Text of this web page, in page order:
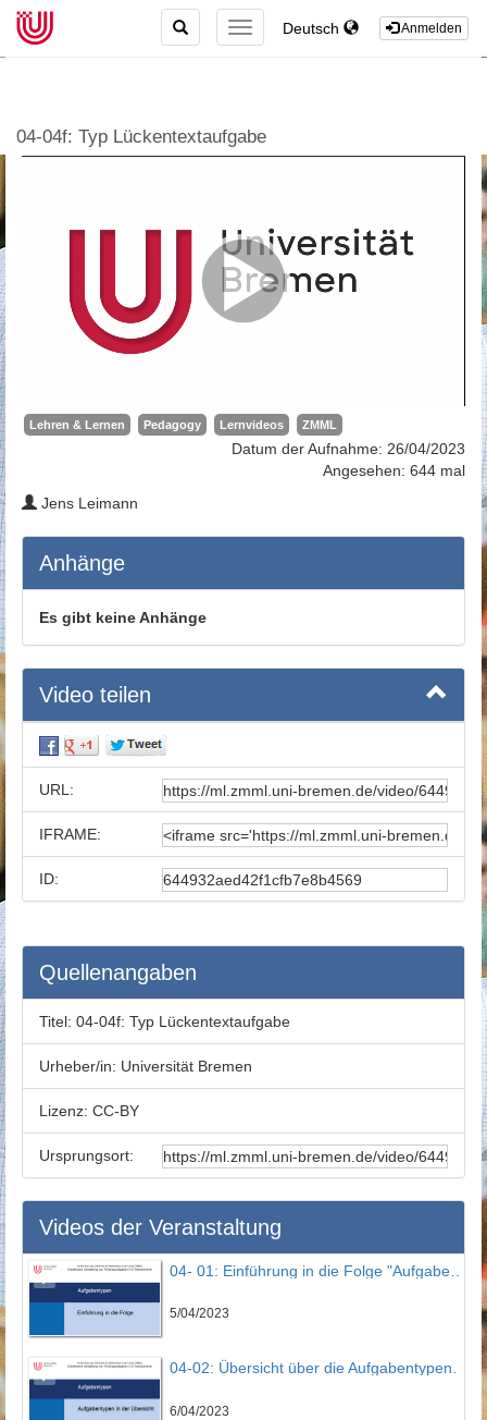
Anmelden
Deutsch
TOGGLE
NAVIGATION
TOGGLE
SEARCH
04-04f: Typ Lückentextaufgabe
Lehren & Lernen Pedagogy Lernvideos ZMML
Datum der Aufnahme: 26/04/2023
Angesehen: 644 mal
Jens Leimann
Anhänge
Es gibt keine Anhänge
Video teilen
URL:
IFRAME:
ID:
Quellenangaben
Titel: 04-04f: Typ Lückentextaufgabe
Urheber/in: Universität Bremen
Lizenz: CC-BY
Ursprungsort:
Videos der Veranstaltung
5/04/2023
04-02: Übersicht über die Aufgabentypen im Prüfungssystem LTS3
6/04/2023